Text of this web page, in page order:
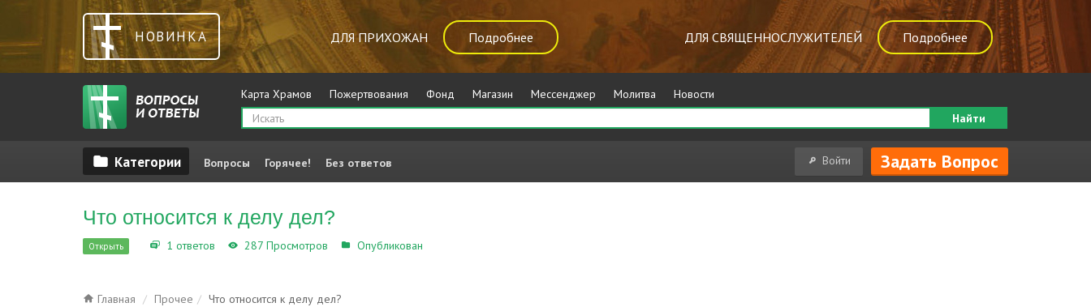
НОВИНКА ДЛЯ ПРИХОЖАН Подробнее ДЛЯ СВЯЩЕННОСЛУЖИТЕЛЕЙ Подробнее
Карта Храмов Пожертвования Фонд Магазин Мессенджер Молитва
Новости
Найти
Вопросы Горячее! Без ответов Войти Задать Вопрос
Что относится к делу дел?
Открыть 1 ответов 287 Просмотров Опубликован
Главная Прочее Что относится к делу дел?